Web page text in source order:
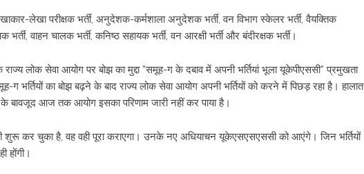
लेखा परीक्षक भर्ती, अनुदेशक-कर्मशाला अनुदेशक भर्ती, वन विभाग स्केलर भर्ती, वैयक्तिक
वाहन चालक भर्ती, कनिष्ठ सहायक भर्ती, वन आरक्षी भर्ती और बंदीरक्षक भर्ती।
लोक सेवा आयोग पर बोझ का मुद्दा ”समूह-ग के दबाव में अपनी भर्तियां भूला यूकेपीएससी” प्रमुखता
भर्तियों का बोझ बढ़ने के बाद राज्य लोक सेवा आयोग अपनी भर्तियों को करने में पिछड़ रहा है। हालात
के बावजूद आज तक आयोग इसका परिणाम जारी नहीं कर पाया है।
शुरू कर चुका है, वह वही पूरा कराएगा। उनके नए अधियाचन यूकेएसएसएससी को आएंगे। जिन भर्तियों
होंगी।